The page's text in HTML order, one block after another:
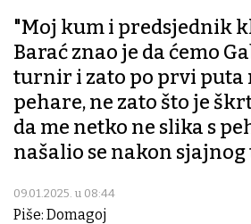
"Moj kum i predsjednik
Barać znao je da ćemo
turnir i zato po prvi puta
pehare, ne zato što je
da me netko ne slika s
našalio se nakon
09.01.2025. u 08:44
Piše: Domagoj